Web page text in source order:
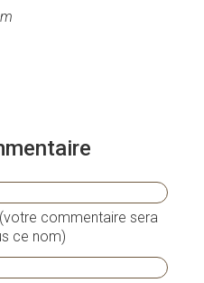
commentaire sera
ce nom)